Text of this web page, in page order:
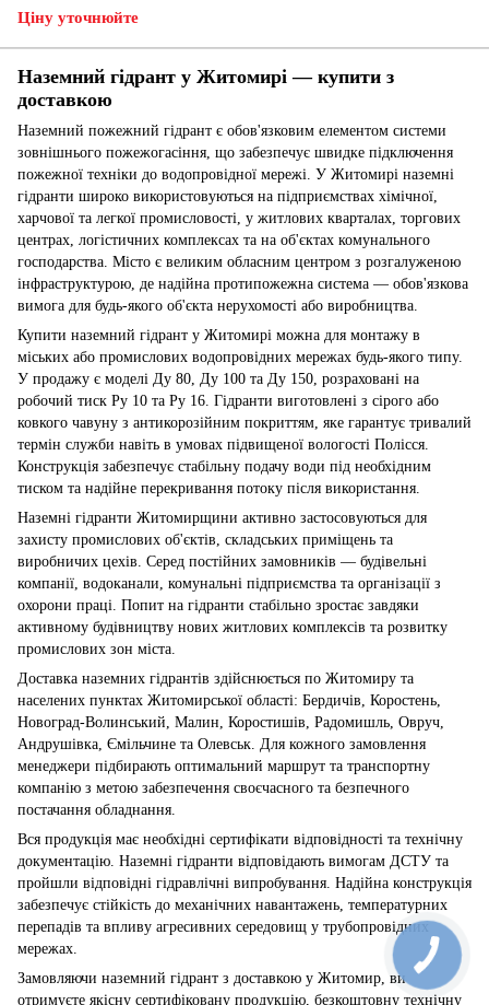
Ціну уточнюйте
Наземний гідрант у Житомирі — купити з
доставкою
Наземний пожежний гідрант є обов'язковим елементом системи
зовнішнього пожежогасіння, що забезпечує швидке підключення
пожежної техніки до водопровідної мережі. У Житомирі наземні
гідранти широко використовуються на підприємствах хімічної,
харчової та легкої промисловості, у житлових кварталах, торгових
центрах, логістичних комплексах та на об'єктах комунального
господарства. Місто є великим обласним центром з розгалуженою
інфраструктурою, де надійна протипожежна система — обов'язкова
вимога для будь-якого об'єкта нерухомості або виробництва.
Купити наземний гідрант у Житомирі можна для монтажу в
міських або промислових водопровідних мережах будь-якого типу.
У продажу є моделі Ду 80, Ду 100 та Ду 150, розраховані на
робочий тиск Ру 10 та Ру 16. Гідранти виготовлені з сірого або
ковкого чавуну з антикорозійним покриттям, яке гарантує тривалий
термін служби навіть в умовах підвищеної вологості Полісся.
Конструкція забезпечує стабільну подачу води під необхідним
тиском та надійне перекривання потоку після використання.
Наземні гідранти Житомирщини активно застосовуються для
захисту промислових об'єктів, складських приміщень та
виробничих цехів. Серед постійних замовників — будівельні
компанії, водоканали, комунальні підприємства та організації з
охорони праці. Попит на гідранти стабільно зростає завдяки
активному будівництву нових житлових комплексів та розвитку
промислових зон міста.
Доставка наземних гідрантів здійснюється по Житомиру та
населених пунктах Житомирської області: Бердичів, Коростень,
Новоград-Волинський, Малин, Коростишів, Радомишль, Овруч,
Андрушівка, Ємільчине та Олевськ. Для кожного замовлення
менеджери підбирають оптимальний маршрут та транспортну
компанію з метою забезпечення своєчасного та безпечного
постачання обладнання.
Вся продукція має необхідні сертифікати відповідності та технічну
документацію. Наземні гідранти відповідають вимогам ДСТУ та
пройшли відповідні гідравлічні випробування. Надійна конструкція
забезпечує стійкість до механічних навантажень, температурних
перепадів та впливу агресивних середовищ у трубопровідних
мережах.
Замовляючи наземний гідрант з доставкою у Житомир, ви
отримуєте якісну сертифіковану продукцію, безкоштовну технічну